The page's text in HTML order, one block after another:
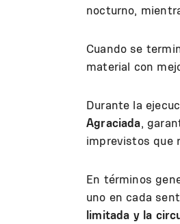
nocturno,
Cuando se
material con
Durante la
Agraciada,
imprevistos que
En términos
uno en cada
limitada y la